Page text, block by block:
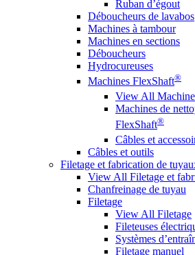
Ruban d’égout
Déboucheurs de lavabos
Machines à tambour
Machines en sections
Déboucheurs
Hydrocureuses
Machines FlexShaft®
View All
Machines de
FlexShaft®
Câbles et
Câbles et outils
Filetage et fabrication de
View All Filetage et
Chanfreinage de tuyau
Filetage
View All Filetage
Fileteuses
Systèmes
Filetage manuel